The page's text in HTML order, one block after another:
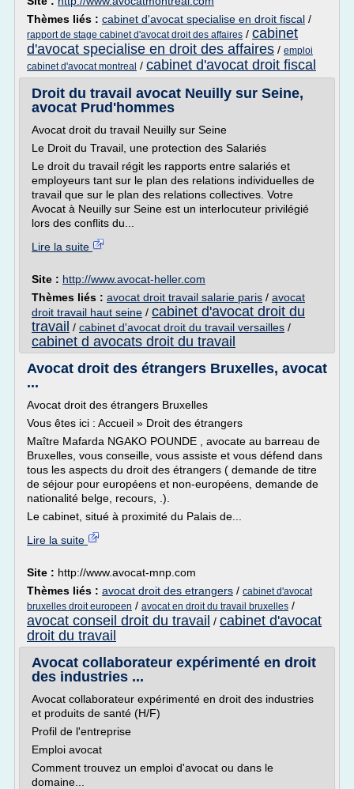
Thèmes liés : cabinet d'avocat specialise en droit fiscal /
rapport de stage cabinet d'avocat droit des affaires / cabinet
d'avocat specialise en droit des affaires / emploi
cabinet d'avocat montreal / cabinet d'avocat droit fiscal
Droit du travail avocat Neuilly sur Seine,
avocat Prud'hommes
Avocat droit du travail Neuilly sur Seine
Le Droit du Travail, une protection des Salariés
Le droit du travail régit les rapports entre salariés et
employeurs tant sur le plan des relations individuelles de
travail que sur le plan des relations collectives. Votre
Avocat à Neuilly sur Seine est un interlocuteur privilégié
lors des conflits du...
Lire la suite
Site : http://www.avocat-heller.com
Thèmes liés : avocat droit travail salarie paris / avocat
droit travail haut seine / cabinet d'avocat droit du
travail / cabinet d'avocat droit du travail versailles /
cabinet d avocats droit du travail
Avocat droit des étrangers Bruxelles, avocat
...
Avocat droit des étrangers Bruxelles
Vous êtes ici : Accueil » Droit des étrangers
Maître Mafarda NGAKO POUNDE , avocate au barreau de
Bruxelles, vous conseille, vous assiste et vous défend dans
tous les aspects du droit des étrangers ( demande de titre
de séjour pour européens et non-européens, demande de
nationalité belge, recours, .).
Le cabinet, situé à proximité du Palais de...
Lire la suite
Site : http://www.avocat-mnp.com
Thèmes liés : avocat droit des etrangers / cabinet d'avocat
bruxelles droit europeen / avocat en droit du travail bruxelles /
avocat conseil droit du travail / cabinet d'avocat
droit du travail
Avocat collaborateur expérimenté en droit
des industries ...
Avocat collaborateur expérimenté en droit des industries
et produits de santé (H/F)
Profil de l'entreprise
Emploi avocat
Comment trouvez un emploi d'avocat ou dans le
domaine...